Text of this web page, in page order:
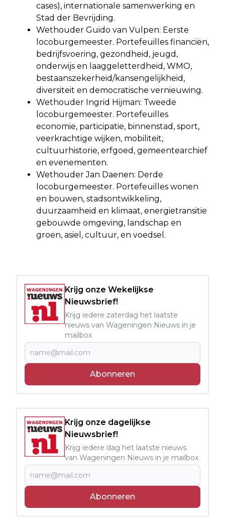
cases), internationale samenwerking en
Stad der Bevrijding.
Wethouder Guido van Vulpen: Eerste
locoburgemeester. Portefeuilles financiën,
bedrijfsvoering, gezondheid, jeugd,
onderwijs en laaggeletterdheid, WMO,
bestaanszekerheid/kansengelijkheid,
diversiteit en democratische vernieuwing.
Wethouder Ingrid Hijman: Tweede
locoburgemeester. Portefeuilles
economie, participatie, binnenstad, sport,
veerkrachtige wijken, mobiliteit,
cultuurhistorie, erfgoed, gemeentearchief
en evenementen.
Wethouder Jan Daenen: Derde
locoburgemeester. Portefeuilles wonen
en bouwen, stadsontwikkeling,
duurzaamheid en klimaat, energietransitie
gebouwde omgeving, landschap en
groen, asiel, cultuur, en voedsel.
Krijg onze Wekelijkse
Nieuwsbrief!
Krijg iedere zaterdag het laatste
nieuws van Wageningen Nieuws in je
mailbox
Abonneren
Krijg onze dagelijkse
Nieuwsbrief!
Krijg iedere dag het laatste nieuws
van Wageningen Nieuws in je mailbox
Abonneren